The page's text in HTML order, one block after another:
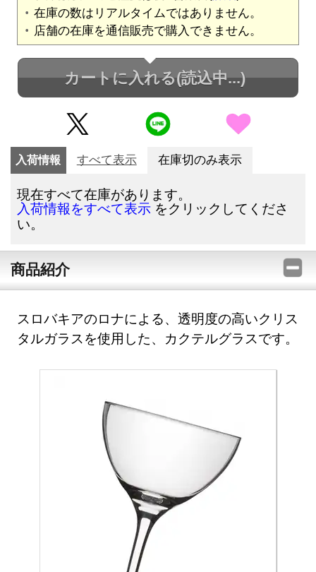
在庫の数はリアルタイムではありません。
店舗の在庫を通信販売で購入できません。
カートに入れる(読込中...)
入荷情報 すべて表示 在庫切のみ表示
現在すべて在庫があります。
入荷情報をすべて表示 をクリックしてくださ
い。
商品紹介
スロバキアのロナによる、透明度の高いクリス
タルガラスを使用した、カクテルグラスです。